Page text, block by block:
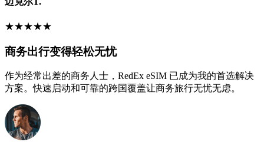
★★★★★
商务出行变得轻松无忧
作为经常出差的商务人士，RedEx eSIM 已成为我的首选解决
方案。快速启动和可靠的跨国覆盖让商务旅行无忧无虑。